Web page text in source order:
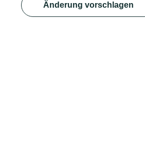
Änderung vorschlagen